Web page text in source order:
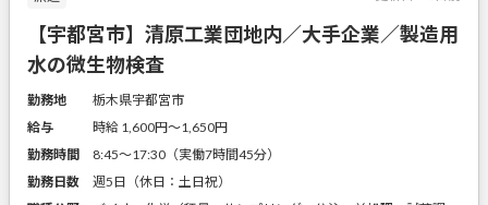
【宇都宮市】清原工業団地内／大手企業／製造用
水の微生物検査
勤務地
栃木県宇都宮市
給与
時給 1,600円〜1,650円
勤務時間
8:45～17:30（実働7時間45分）
勤務日数
週5日（休日：土日祝）